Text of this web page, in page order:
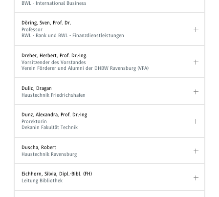
BWL - International Business
Döring, Sven, Prof. Dr.
Professor
BWL - Bank und BWL - Finanzdienstleistungen
Dreher, Herbert, Prof. Dr.-Ing.
Vorsitzender des Vorstandes
Verein Förderer und Alumni der DHBW Ravensburg (VFA)
Dulic, Dragan
Haustechnik Friedrichshafen
Dunz, Alexandra, Prof. Dr.-Ing
Prorektorin
Dekanin Fakultät Technik
Duscha, Robert
Haustechnik Ravensburg
Eichhorn, Silvia, Dipl.-Bibl. (FH)
Leitung Bibliothek